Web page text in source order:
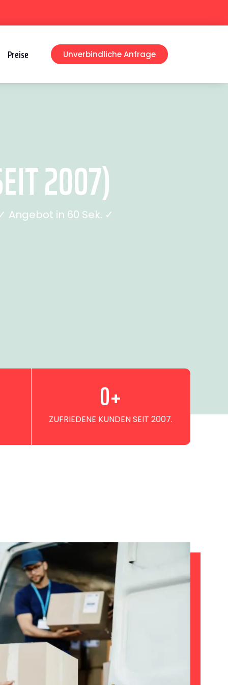
Preise Unverbindliche Anfrage
2007)
Angebot in 60 Sek. ✓
ZUFRIEDENE KUNDEN SEIT 2007.
0+